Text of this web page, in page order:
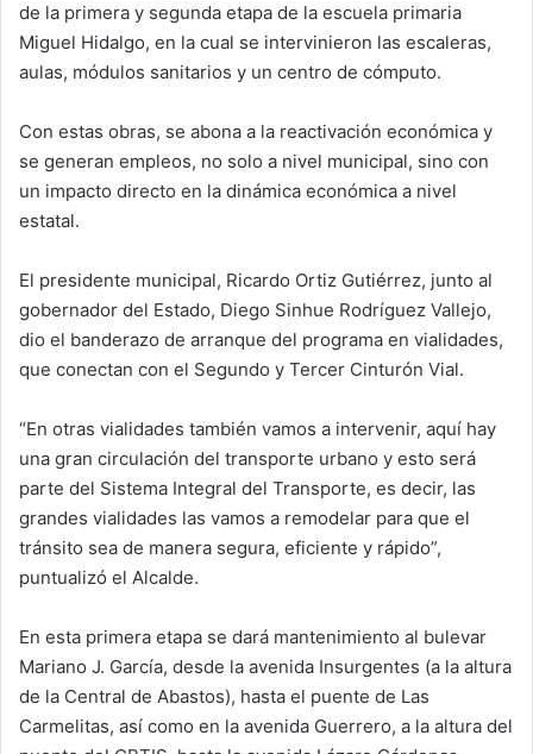
de la primera y segunda etapa de la escuela primaria
Miguel Hidalgo, en la cual se intervinieron las escaleras,
aulas, módulos sanitarios y un centro de cómputo.
Con estas obras, se abona a la reactivación económica y
se generan empleos, no solo a nivel municipal, sino con
un impacto directo en la dinámica económica a nivel
estatal.
El presidente municipal, Ricardo Ortiz Gutiérrez, junto al
gobernador del Estado, Diego Sinhue Rodríguez Vallejo,
dio el banderazo de arranque del programa en vialidades,
que conectan con el Segundo y Tercer Cinturón Vial.
“En otras vialidades también vamos a intervenir, aquí hay
una gran circulación del transporte urbano y esto será
parte del Sistema Integral del Transporte, es decir, las
grandes vialidades las vamos a remodelar para que el
tránsito sea de manera segura, eficiente y rápido”,
puntualizó el Alcalde.
En esta primera etapa se dará mantenimiento al bulevar
Mariano J. García, desde la avenida Insurgentes (a la altura
de la Central de Abastos), hasta el puente de Las
Carmelitas, así como en la avenida Guerrero, a la altura del